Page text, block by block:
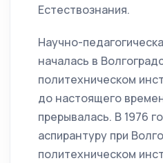
Естествознания.
Научно-
началась в
политехническом
до настоящего
прерывалась. В 1976
аспирантуру при
политехническом